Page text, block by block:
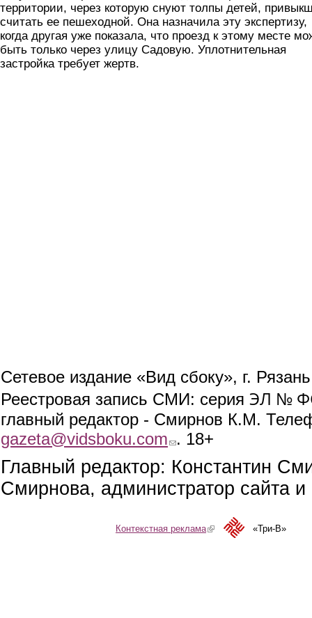
территории, через которую снуют толпы детей,
считать ее пешеходной. Она назначила эту экспертизу,
когда другая уже показала, что проезд к этому месте
быть только через улицу Садовую. Уплотнительная
застройка требует жертв.
Сетевое издание «Вид сбоку», г.
Реестровая запись СМИ: серия ЭЛ №
главный редактор - Смирнов К.М.
gazeta@vidsboku.com (link sends e-mail)
. 18+
Главный редактор: Константин
Смирнова, администратор сайта
Контекстная реклама(link is external)«Три-В»